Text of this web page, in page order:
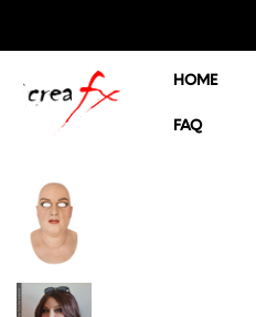
HOME
FAQ